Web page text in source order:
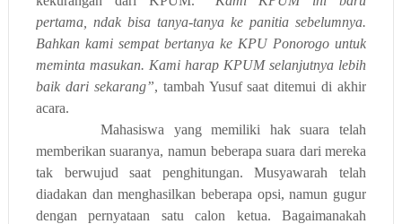
pertama, ndak bisa tanya-tanya ke panitia sebelumnya.
Bahkan kami sempat bertanya ke KPU Ponorogo untuk
meminta masukan. Kami harap KPUM selanjutnya lebih
baik dari sekarang”, tambah Yusuf saat ditemuidi akhir
acara.
Mahasiswa yang memiliki hak suara telah
memberikan suaranya, namun beberapa suara dari mereka
tak berwujud saat penghitungan. Musyawarah telah
diadakan dan menghasilkan beberapa opsi, namun gugur
dengan pernyataan satu calon ketua. Bagaimanakah